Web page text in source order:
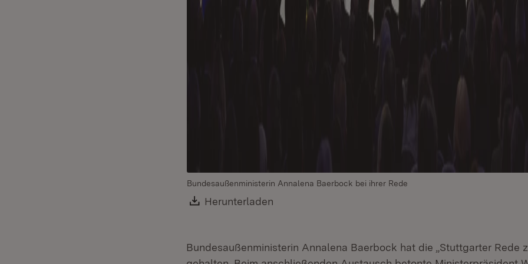
Bundesaußenministerin Annalena Baerbock bei ihrer Rede
Download:
Herunterladen
Bundesaußenministerin Annalena Baerbock hat die „Stuttgarter Rede